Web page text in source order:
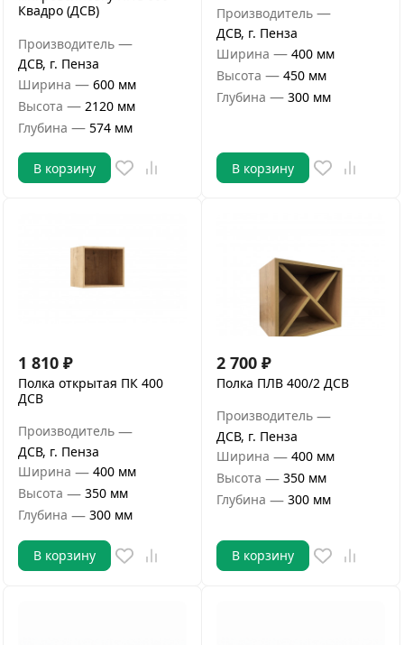
Квадро (ДСВ)
Производитель —
ДСВ, г. Пенза
Ширина — 600 мм
Высота — 2120 мм
Глубина — 574 мм
В корзину
Производитель —
ДСВ, г. Пенза
Ширина — 400 мм
Высота — 450 мм
Глубина — 300 мм
В корзину
1 810 ₽
Полка открытая ПК 400
ДСВ
Производитель —
ДСВ, г. Пенза
Ширина — 400 мм
Высота — 350 мм
Глубина — 300 мм
В корзину
2 700 ₽
Полка ПЛВ 400/2 ДСВ
Производитель —
ДСВ, г. Пенза
Ширина — 400 мм
Высота — 350 мм
Глубина — 300 мм
В корзину